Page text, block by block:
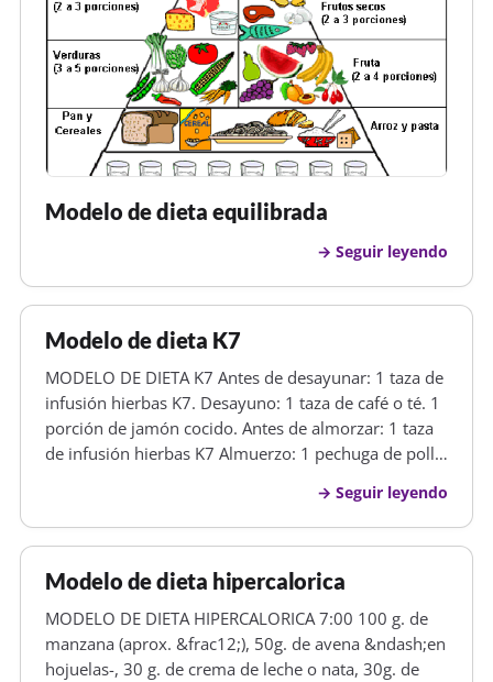
Modelo de dieta equilibrada
Seguir leyendo
Modelo de dieta K7
MODELO DE DIETA K7 Antes de desayunar: 1 taza de
infusión hierbas K7. Desayuno: 1 taza de café o té. 1
porción de jamón cocido. Antes de almorzar: 1 taza
de infusión hierbas K7 Almuerzo: 1 pechuga de pollo
de té o café. Antes de cenar: 1 taza de infusión
hierbas K7…
Seguir leyendo
Modelo de dieta hipercalorica
MODELO DE DIETA HIPERCALORICA 7:00 100 g. de
manzana (aprox. &frac12;), 50g. de avena &ndash;en
hojuelas-, 30 g. de crema de leche o nata, 30g. de